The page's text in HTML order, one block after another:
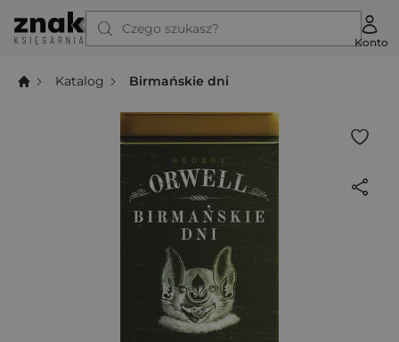
Czego szukasz?
Konto
Katalog Birmańskie dni